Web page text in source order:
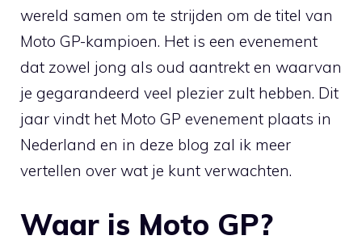
wereld samen om te strijden om de titel van
Moto GP-kampioen. Het is een evenement
dat zowel jong als oud aantrekt en waarvan
je gegarandeerd veel plezier zult hebben. Dit
jaar vindt het Moto GP evenement plaats in
Nederland en in deze blog zal ik meer
vertellen over wat je kunt verwachten.
Waar is Moto GP?